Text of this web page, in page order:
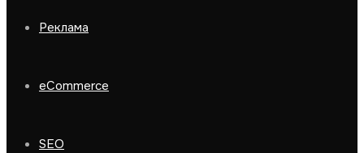
Реклама
eCommerce
SEO